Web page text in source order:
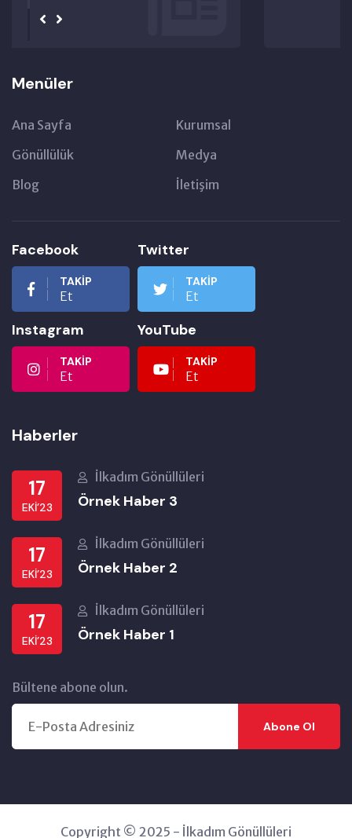
Menüler
Ana Sayfa
Kurumsal
Gönüllülük
Medya
Blog
İletişim
Facebook
TAKIP
Et
Twitter
TAKIP
Et
Instagram
TAKIP
Et
YouTube
TAKIP
Et
Haberler
17
EKI’23
İlkadım Gönüllüleri
Örnek Haber 3
17
EKI’23
İlkadım Gönüllüleri
Örnek Haber 2
17
EKI’23
İlkadım Gönüllüleri
Örnek Haber 1
Bültene abone olun.
Abone Ol
Copyright © 2025 - İlkadım Gönüllüleri